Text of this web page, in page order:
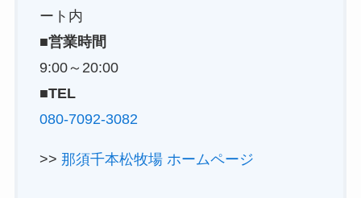
ート内
■営業時間
9:00～20:00
■TEL
080-7092-3082
>> 那須千本松牧場 ホームページ